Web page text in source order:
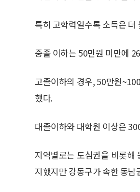
특히 고학력일수록 소득은 더
중졸 이하는 50만원 미만에
고졸이하의 경우, 50만원
했다.
대졸이하와 대학원 이상은
지역별로는 도심권을 비롯해
지했지만 강동구가 속한 동